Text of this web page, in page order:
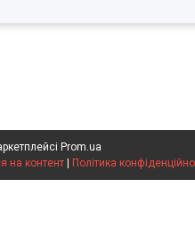
Prom.ua
на контент Політика